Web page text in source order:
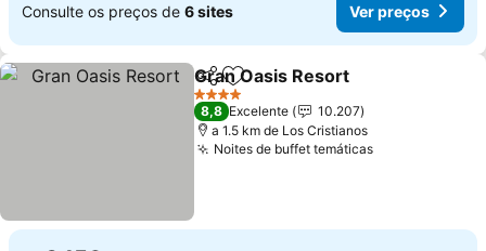
Consulte os preços de 6 sites Ver preços
PartilharAdicionar aos favoritos
Gran Oasis Resort
4 Estrelas
8,8 Excelente
10.207
a 1.5 km de Los Cristianos
Noites de buffet temáticas